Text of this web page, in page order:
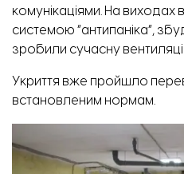
комунікаціями. На виходах
системою “антипаніка”,
зробили сучасну
Укриття вже пройшло
встановленим нормам.